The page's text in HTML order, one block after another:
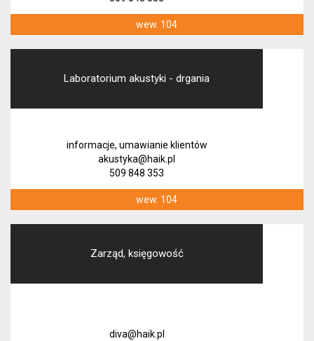
wew. 104
Laboratorium akustyki - drgania
informacje, umawianie klientów
akustyka@haik.pl
509 848 353
wew. 104
Zarząd, księgowość
diva@haik.pl